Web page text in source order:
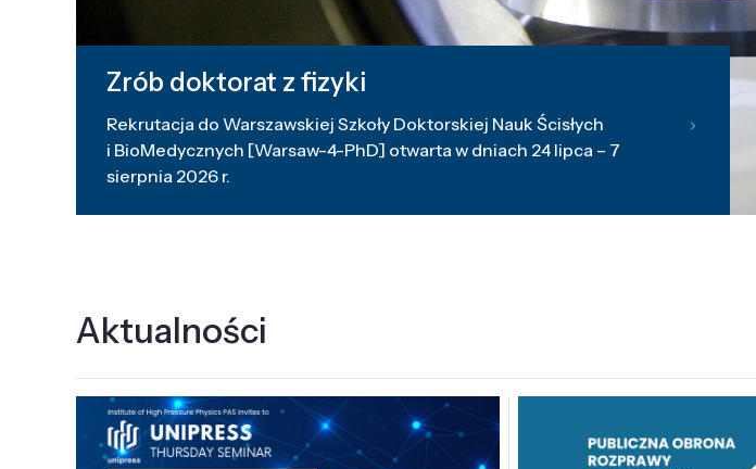
Zrób doktorat z fizyki
Rekrutacja do Warszawskiej Szkoły Doktorskiej Nauk Ścisłych
i BioMedycznych [Warsaw-4-PhD] otwarta w dniach 24 lipca – 7
sierpnia 2026 r.
Aktualności